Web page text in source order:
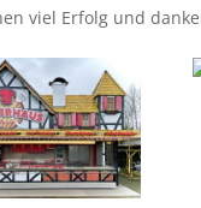
viel Erfolg und